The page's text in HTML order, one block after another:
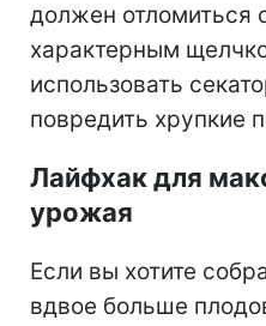
должен отломиться
характерным
использовать
повредить хрупкие
Лайфхак для
урожая
Если вы хотите
вдвое больше